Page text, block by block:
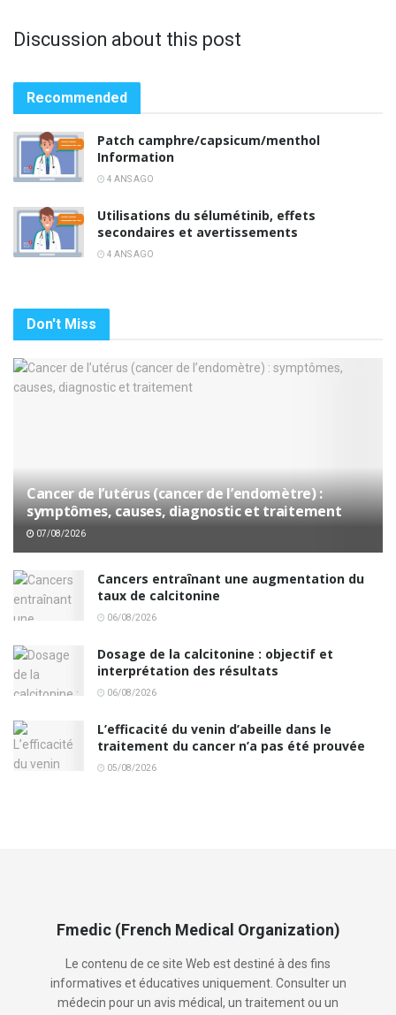
Discussion about this post
Recommended
Patch camphre/capsicum/menthol
Information
4 ANS AGO
Utilisations du sélumétinib, effets
secondaires et avertissements
4 ANS AGO
Don't Miss
Cancer de l’utérus (cancer de l’endomètre) :
symptômes, causes, diagnostic et traitement
07/08/2026
Cancers entraînant une augmentation du
taux de calcitonine
06/08/2026
Dosage de la calcitonine : objectif et
interprétation des résultats
06/08/2026
L’efficacité du venin d’abeille dans le
traitement du cancer n’a pas été prouvée
05/08/2026
Fmedic (French Medical Organization)
Le contenu de ce site Web est destiné à des fins
informatives et éducatives uniquement. Consulter un
médecin pour un avis médical, un traitement ou un